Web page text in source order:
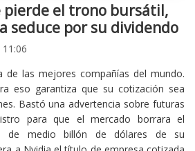
pierde el trono bursátil,
seduce por su dividendo
de las mejores compañías del mundo.
eso garantiza que su cotización sea
Bastó una advertencia sobre futuras
para que el mercado borrara el
de medio billón de dólares de su